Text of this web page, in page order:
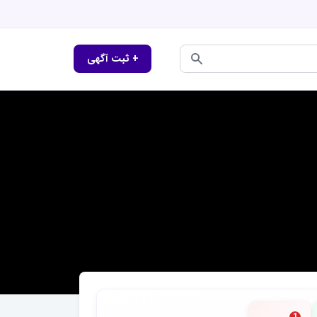
+ ثبت آگهی